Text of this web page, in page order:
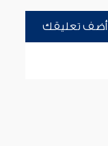
أضف تعليقك